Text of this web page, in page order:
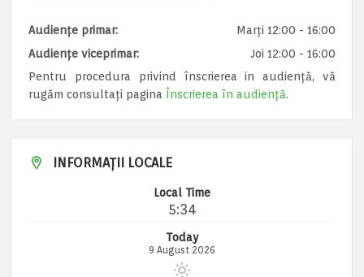
Audiențe primar:
Marți 12:00 - 16:00
Audiențe viceprimar:
Joi 12:00 - 16:00
Pentru procedura privind înscrierea in audiență, vă
rugăm consultați pagina Înscrierea în audiență.
INFORMAȚII LOCALE
Local Time
5:34
Today
9 August 2026